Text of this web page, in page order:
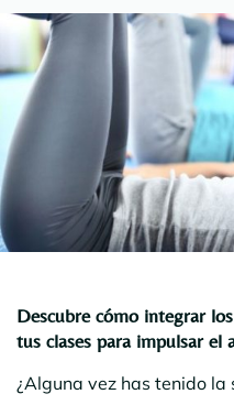
Descubre cómo integrar
tus clases para impulsar el
¿Alguna vez has tenido la